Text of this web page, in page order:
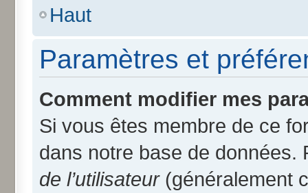
Haut
Paramètres et
Comment modifier mes
Si vous êtes membre de ce
dans notre base de
de l’utilisateur(généralement